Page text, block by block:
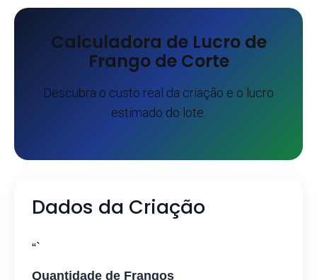
Calculadora de Lucro de
Frango de Corte
Descubra o custo real da criação e o lucro
estimado do lote.
Dados da Criação
“`
Quantidade de Frangos